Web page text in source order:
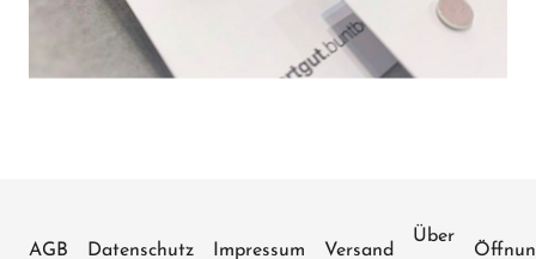
AGB Datenschutz Impressum Versand
Über